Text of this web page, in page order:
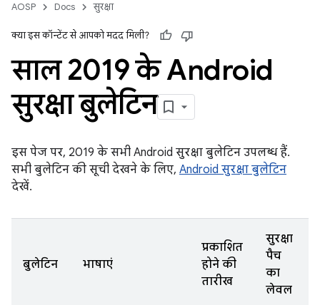
AOSP Docs सुरक्षा
क्या इस कॉन्टेंट से आपको मदद मिली?
साल 2019 के Android
सुरक्षा बुलेटिन
इस पेज पर, 2019 के सभी Android सुरक्षा बुलेटिन उपलब्ध हैं.
सभी बुलेटिन की सूची देखने के लिए, Android सुरक्षा बुलेटिन
देखें.
बुलेटिन भाषाएं
प्रकाशित
होने की
तारीख
सुरक्षा
पैच
का
लेवल